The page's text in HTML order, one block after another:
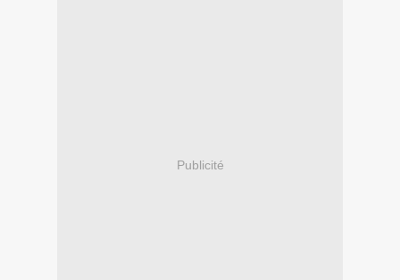
Publicité